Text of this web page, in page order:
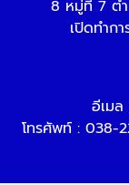
8 หมู่ที่ 7 ตำ
เปิดทำก
อีเมล
โทรศัพท์ : 038-